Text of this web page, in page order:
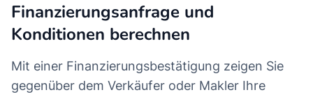
Finanzierungsanfrage und
Konditionen berechnen
Mit einer Finanzierungsbestätigung zeigen Sie
gegenüber dem Verkäufer oder Makler Ihre